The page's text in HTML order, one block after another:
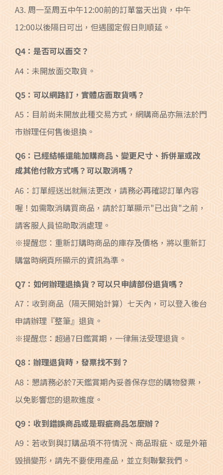
A3. 周一至周五中午12:00前的訂單當天出貨，中午
12:00以後隔日可出，但遇國定假日則順延。
Q4：是否可以面交？
A4：未開放面交取貨。
Q5：可以網路訂，實體店面取貨嗎？
A5：目前尚未開放此種交易方式，網購商品亦無法於門
市辦理任何售後退換。
Q6：已經結帳還能加購商品、變更尺寸、拆併單或改
成其他付款方式嗎？可以取消嗎？
A6：訂單經送出就無法更改，請務必再確認訂單內容
喔！如需取消購買商品，請於訂單顯示"已出貨"之前，
請客服人員協助取消處理。
※提醒您：重新訂購時商品的庫存及價格，將以重新訂
購當時網頁所顯示的資訊為準。
Q7：如何辦理退換貨？可以只申請部份退貨嗎？
A7：收到商品（隔天開始計算）七天內，可以登入後台
申請辦理『整筆』退貨。
※提醒您：超過7日鑑賞期，一律無法受理退貨。
Q8：辦理退貨時，發票找不到？
A8：懇請務必於7天鑑賞期內妥善保存您的購物發票，
以免影響您的退款進度。
Q9：收到錯誤商品或是瑕疵商品怎麼辦？
A9：若收到與訂購品項不符情況、商品瑕疵、或是外箱
毀損變形，請先不要使用產品，並立刻聯繫我們。